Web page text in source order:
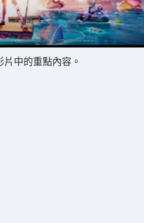
中的重點內容。